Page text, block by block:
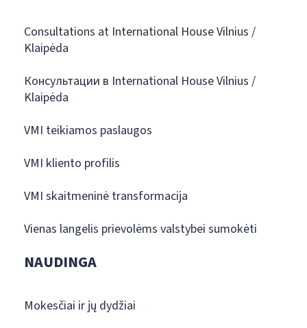
Consultations at International House Vilnius /
Klaipėda
Консультации в International House Vilnius /
Klaipėda
VMI teikiamos paslaugos
VMI kliento profilis
VMI skaitmeninė transformacija
Vienas langelis prievolėms valstybei sumokėti
NAUDINGA
Mokesčiai ir jų dydžiai